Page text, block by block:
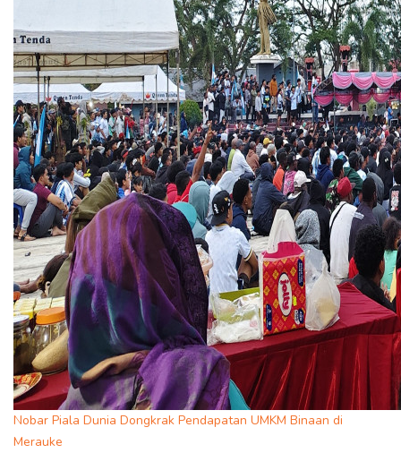
Nobar Piala Dunia Dongkrak Pendapatan UMKM Binaan di
Merauke